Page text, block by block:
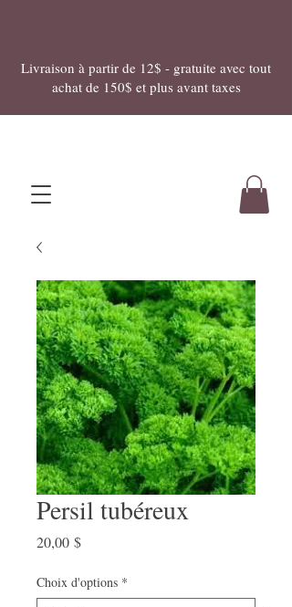
Livraison à partir de 12$ - gratuite avec tout
achat de 150$ et plus avant taxes
Persil tubéreux
20,00 $Prix
Choix d'options *